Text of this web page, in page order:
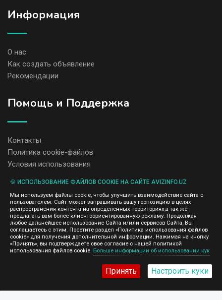
Информация
О нас
Как создать объявление
Рекомендации
Помощь и Поддержка
Контакты
Политика cookie-файлов
Условия использования
содержание размещенных объявлений.
Мы ценим конфиденциальность наших пользователей. Мы не
передаем и не продаем личную информацию зарегистрированных
пользователей AvizInfo.uz третьим лицам. Мы не отвечаем за
правила конфиденциальности сайтов на которые ссылается
AvizInfo.uz. На некоторых страницах нашего сайта представлена
реклама Google Adsense Advertising Network. Чтобы узнать
подробней о правилах конфиденциальности Googleнажмите тут
🍪 ИСПОЛЬЗОВАНИЕ ФАЙЛОВ COOKIE НА САЙТЕ AVIZINFO.UZ
Мы используем файлы cookie, чтобы улучшить взаимодействие сайта с
пользователем. Сайт может запрашивать вашу геопозицию в целях
распространения контента на определенных территориях,а так же
предлагать вам более клиентоориентированную рекламу. Продолжая
любое дальнейшее использование Сайта и/или сервисов Сайта, Вы
соглашаетесь с этим. Посетите раздел «Политика использования файлов
cookie» для получения дополнительной информации. Нажимая на кнопку
«Принять», вы подтверждаете свое согласие с нашей политикой
использования файлов cookie. Больше информации об использовании кук
Принять Настроить куки